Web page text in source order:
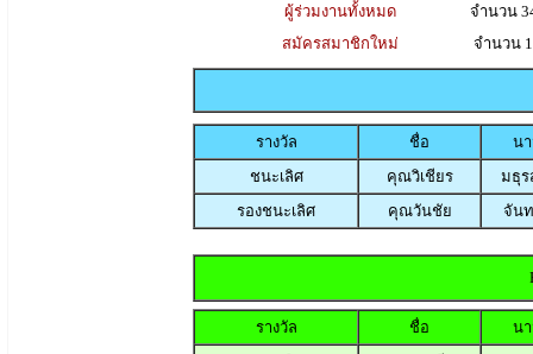
ผู้ร่วมงานทั้งหมด
จำนวน
สมัครสมาชิกใหม่
จำนวน
รางวัล ชื่อ
น
ชนะเลิศ
คุณวิเชียร
มธุร
รองชนะเลิศ
คุณวันชัย จัน
รางวัล ชื่อ
น